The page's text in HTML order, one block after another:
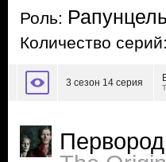
Роль: Рапунцель
Количество
3 сезон 14 серия